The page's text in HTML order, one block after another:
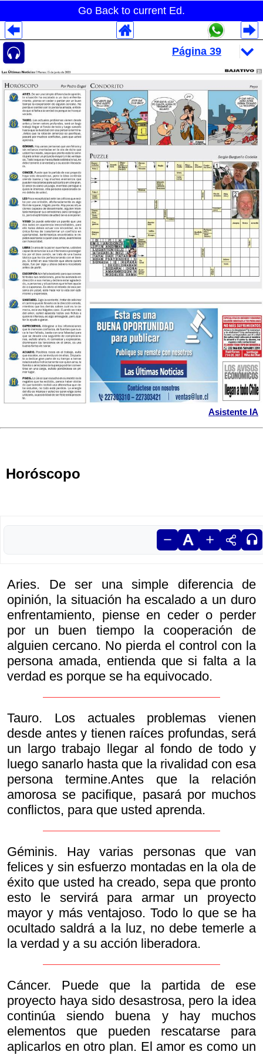
Go Back to current Ed.
Asistente IA
Horóscopo
Aries. De ser una simple diferencia de
opinión, la situación ha escalado a un duro
enfrentamiento, piense en ceder o perder
por un buen tiempo la cooperación de
alguien cercano. No pierda el control con la
persona amada, entienda que si falta a la
verdad es porque se ha equivocado.
Tauro. Los actuales problemas vienen
desde antes y tienen raíces profundas, será
un largo trabajo llegar al fondo de todo y
luego sanarlo hasta que la rivalidad con esa
persona termine.Antes que la relación
amorosa se pacifique, pasará por muchos
conflictos, para que usted aprenda.
Géminis. Hay varias personas que van
felices y sin esfuerzo montadas en la ola de
éxito que usted ha creado, sepa que pronto
esto le servirá para armar un proyecto
mayor y más ventajoso. Todo lo que se ha
ocultado saldrá a la luz, no debe temerle a
la verdad y a su acción liberadora.
Cáncer. Puede que la partida de ese
proyecto haya sido desastrosa, pero la idea
continúa siendo buena y hay muchos
elementos que pueden rescatarse para
aplicarlos en otro plan. El amor es como un
Despliegues Analytics
Despliegues Totales
Despliegues por Rubros